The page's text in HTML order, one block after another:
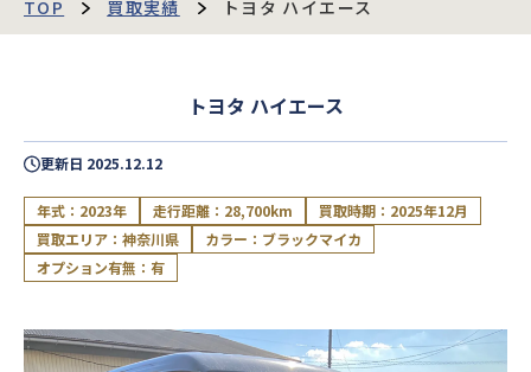
TOP 買取実績 トヨタ ハイエース
トヨタ ハイエース
更新日 2025.12.12
年式：2023年 走行距離：28,700km
買取時期：2025年12月
買取エリア：神奈川県
カラー：ブラックマイカ
オプション有無：有